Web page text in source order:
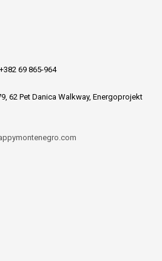
+382 69 865-964
62 Pet Danica Walkway, Energoprojekt